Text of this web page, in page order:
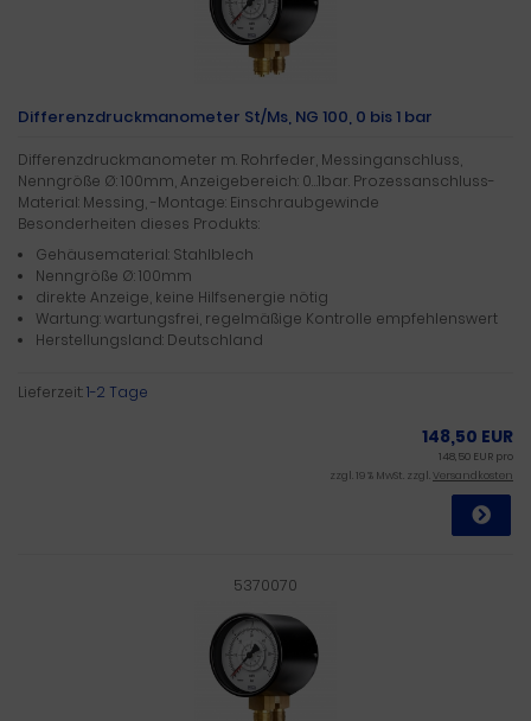
Differenzdruckmanometer St/Ms, NG 100, 0 bis 1 bar
Differenzdruckmanometer m. Rohrfeder, Messinganschluss,
Nenngröße Ø: 100mm, Anzeigebereich: 0…1bar. Prozessanschluss-
Material: Messing, -Montage: Einschraubgewinde
Besonderheiten dieses Produkts:
Gehäusematerial: Stahlblech
Nenngröße Ø: 100mm
direkte Anzeige, keine Hilfsenergie nötig
Wartung: wartungsfrei, regelmäßige Kontrolle empfehlenswert
Herstellungsland: Deutschland
Lieferzeit:1-2 Tage
148,50 EUR
148,50 EUR pro
zzgl. 19 % MwSt. zzgl.Versandkosten
5370070